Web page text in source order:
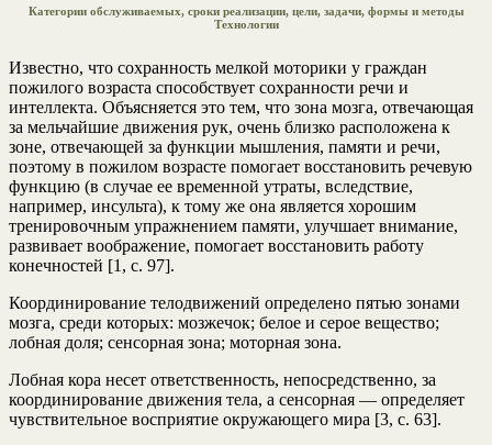
Категории обслуживаемых, сроки реализации, цели, задачи, формы и методы
Технологии
Известно, что сохранность мелкой моторики у граждан
пожилого возраста способствует сохранности речи и
интеллекта. Объясняется это тем, что зона мозга, отвечающая
за мельчайшие движения рук, очень близко расположена к
зоне, отвечающей за функции мышления, памяти и речи,
поэтому в пожилом возрасте помогает восстановить речевую
функцию (в случае ее временной утраты, вследствие,
например, инсульта), к тому же она является хорошим
тренировочным упражнением памяти, улучшает внимание,
развивает воображение, помогает восстановить работу
конечностей [1, с. 97].
Координирование телодвижений определено пятью зонами
мозга, среди которых: мозжечок; белое и серое вещество;
лобная доля; сенсорная зона; моторная зона.
Лобная кора несет ответственность, непосредственно, за
координирование движения тела, а сенсорная — определяет
чувствительное восприятие окружающего мира [3, с. 63].